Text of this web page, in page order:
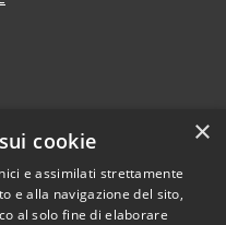
×
cookie
e assimilati strettamente
e alla navigazione del sito,
al solo fine di elaborare